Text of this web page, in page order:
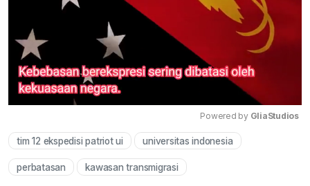
Powered by GliaStudios
tim 12 ekspedisi patriot ui universitas indonesia
perbatasan kawasan transmigrasi